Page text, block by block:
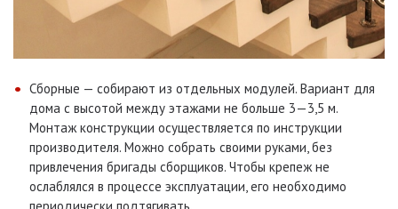
Сборные — собирают из отдельных модулей. Вариант для
дома с высотой между этажами не больше 3—3,5 м.
Монтаж конструкции осуществляется по инструкции
производителя. Можно собрать своими руками, без
привлечения бригады сборщиков. Чтобы крепеж не
ослаблялся в процессе эксплуатации, его необходимо
периодически подтягивать.